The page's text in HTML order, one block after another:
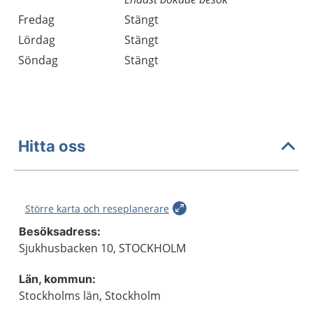
Fredag
Stängt
Lördag
Stängt
Söndag
Stängt
Hitta oss
Större karta och reseplanerare
Besöksadress:
Sjukhusbacken 10, STOCKHOLM
Län, kommun:
Stockholms län, Stockholm